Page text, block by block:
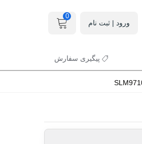
ورود | ثبت نام
0
پیگیری سفارش